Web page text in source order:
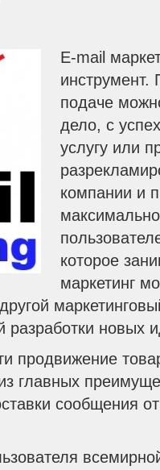
E-mail
инструмент.
подаче
дело, с
услугу или
компании и
которое
маркетинг
разработки новых
продвижение
главных
сообщения